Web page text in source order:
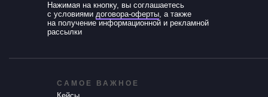
Нажимая на кнопку, вы соглашаетесь
с условиями договора-оферты, а также
на получение информационной и рекламной
рассылки
САМОЕ ВАЖНОЕ